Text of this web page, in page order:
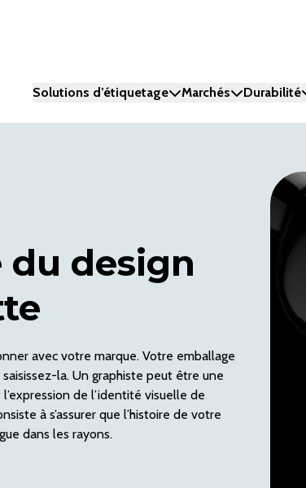
Solutions d’étiquetage Marchés Durabilité
du design
avec votre marque. Votre emballage
la. Un graphiste peut être une
de l’identité visuelle de
à s’assurer que l’histoire de votre
dans les rayons.